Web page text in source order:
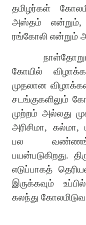
தமிழர்கள்
அஸ்தம் என்றும்,
ரங்கோலி என்றும்
கோயில்
முதலான
சடங்குகளிலும்
முற்றம் அல்லது
அரிசிமா,
பல
பயன்படுகிறது.
எடுப்பாகத்
இருக்கவும்
கலந்து